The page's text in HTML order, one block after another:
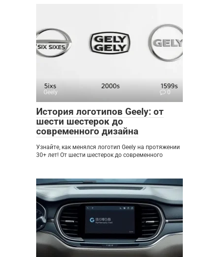
Geely 0
История логотипов Geely: от
шести шестерок до
современного дизайна
Узнайте, как менялся логотип Geely на протяжении
30+ лет! От шести шестерок до современного